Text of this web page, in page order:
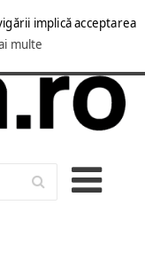
implică acceptarea
multe